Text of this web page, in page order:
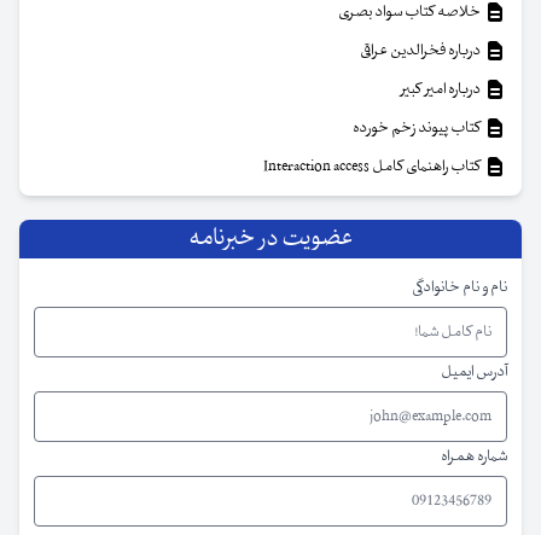
خلاصه کتاب سواد بصری
درباره فخرالدین عراقی
درباره امیر کبیر
کتاب پیوند زخم خورده
کتاب راهنمای کامل Interaction access
عضویت در خبرنامه
نام و نام خانوادگی
آدرس ایمیل
شماره همراه